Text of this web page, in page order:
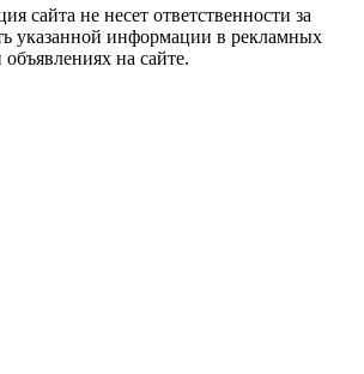
сайта не несет ответственности за
указанной информации в рекламных
на сайте.